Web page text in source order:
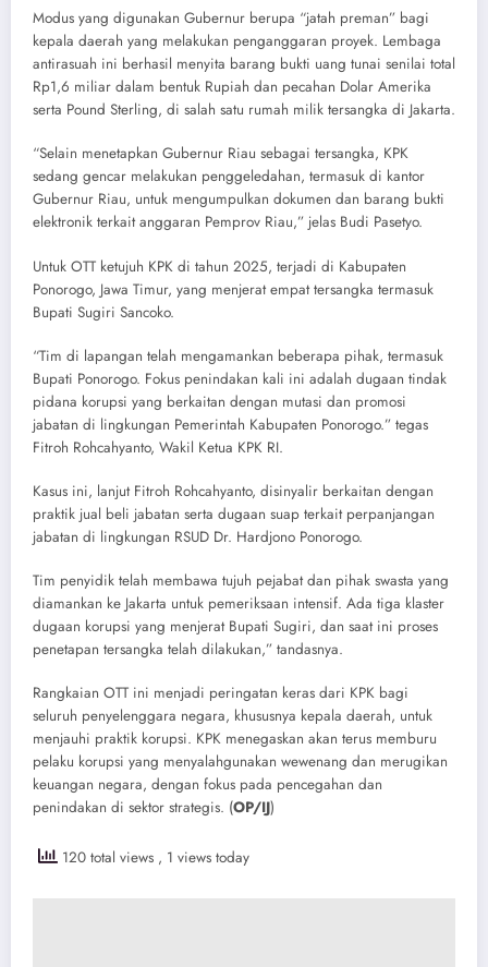
Modus yang digunakan Gubernur berupa “jatah preman” bagi
kepala daerah yang melakukan penganggaran proyek. Lembaga
antirasuah ini berhasil menyita barang bukti uang tunai senilai total
Rp1,6 miliar dalam bentuk Rupiah dan pecahan Dolar Amerika
serta Pound Sterling, di salah satu rumah milik tersangka di Jakarta.
“Selain menetapkan Gubernur Riau sebagai tersangka, KPK
sedang gencar melakukan penggeledahan, termasuk di kantor
Gubernur Riau, untuk mengumpulkan dokumen dan barang bukti
elektronik terkait anggaran Pemprov Riau,” jelas Budi Pasetyo.
Untuk ​OTT ketujuh KPK di tahun 2025, terjadi di Kabupaten
Ponorogo, Jawa Timur, yang menjerat empat tersangka termasuk
Bupati Sugiri Sancoko.
“Tim di lapangan telah mengamankan beberapa pihak, termasuk
Bupati Ponorogo. Fokus penindakan kali ini adalah dugaan tindak
pidana korupsi yang berkaitan dengan mutasi dan promosi
jabatan di lingkungan Pemerintah Kabupaten Ponorogo.” ​tegas
Fitroh Rohcahyanto, Wakil Ketua KPK RI.
​Kasus ini, lanjut Fitroh Rohcahyanto, disinyalir berkaitan dengan
praktik jual beli jabatan serta dugaan suap terkait perpanjangan
jabatan di lingkungan RSUD Dr. Hardjono Ponorogo.
Tim penyidik telah membawa tujuh pejabat dan pihak swasta yang
diamankan ke Jakarta untuk pemeriksaan intensif. Ada tiga klaster
dugaan korupsi yang menjerat Bupati Sugiri, dan saat ini proses
penetapan tersangka telah dilakukan,” tandasnya.
​Rangkaian OTT ini menjadi peringatan keras dari KPK bagi
seluruh penyelenggara negara, khususnya kepala daerah, untuk
menjauhi praktik korupsi. KPK menegaskan akan terus memburu
pelaku korupsi yang menyalahgunakan wewenang dan merugikan
keuangan negara, dengan fokus pada pencegahan dan
penindakan di sektor strategis. (OP/IJ)
120 total views , 1 views today